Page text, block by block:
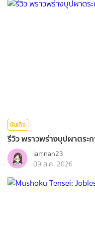
บันเทิง
รีวิว พราวพร่างบุปผาตระ
iamnan23
09 ส.ค. 2026